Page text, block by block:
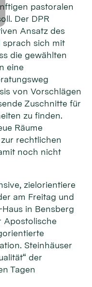
pastoralen
Der DPR
Ansatz des
sprach sich mit
die gewählten
eine
von Vorschlägen
Zuschnitte für
zu finden.
Räume
rechtlichen
noch nicht
zielorientiere
am Freitag und
in Bensberg
Apostolische
Steinhäuser
der
Tagen